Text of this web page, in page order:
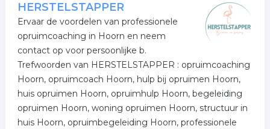
HERSTELSTAPPER
Ervaar de voordelen van professionele
opruimcoaching in Hoorn en neem
contact op voor persoonlijke b.
Trefwoorden van HERSTELSTAPPER : opruimcoaching
Hoorn, opruimcoach Hoorn, hulp bij opruimen Hoorn,
huis opruimen Hoorn, opruimhulp Hoorn, begeleiding
opruimen Hoorn, woning opruimen Hoorn, structuur in
huis Hoorn, opruimbegeleiding Hoorn, professionele